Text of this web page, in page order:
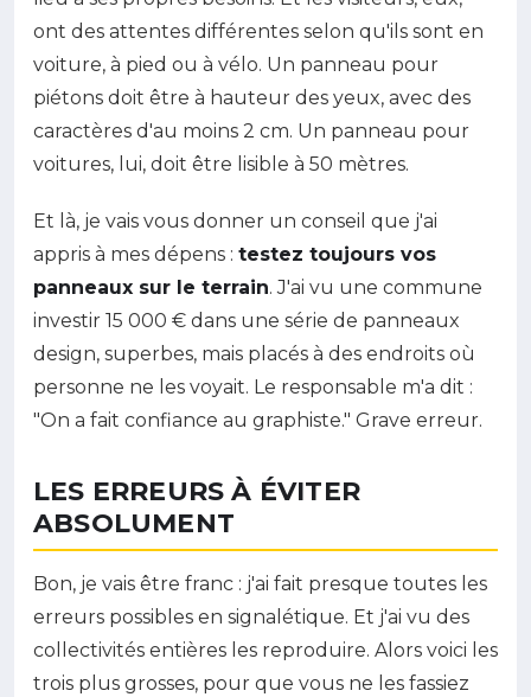
ont des attentes différentes selon qu'ils sont en
voiture, à pied ou à vélo. Un panneau pour
piétons doit être à hauteur des yeux, avec des
caractères d'au moins 2 cm. Un panneau pour
voitures, lui, doit être lisible à 50 mètres.
Et là, je vais vous donner un conseil que j'ai
appris à mes dépens : testez toujours vos
panneaux sur le terrain. J'ai vu une commune
investir 15 000 € dans une série de panneaux
design, superbes, mais placés à des endroits où
personne ne les voyait. Le responsable m'a dit :
"On a fait confiance au graphiste." Grave erreur.
LES ERREURS À ÉVITER
ABSOLUMENT
Bon, je vais être franc : j'ai fait presque toutes les
erreurs possibles en signalétique. Et j'ai vu des
collectivités entières les reproduire. Alors voici les
trois plus grosses, pour que vous ne les fassiez